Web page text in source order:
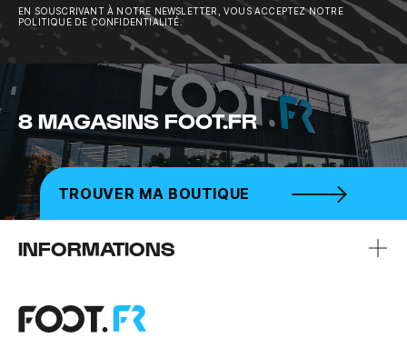
EN SOUSCRIVANT À NOTRE NEWSLETTER, VOUS ACCEPTEZ NOTRE
POLITIQUE DE CONFIDENTIALITÉ.
8 MAGASINS FOOT.FR
TROUVER MA BOUTIQUE
INFORMATIONS